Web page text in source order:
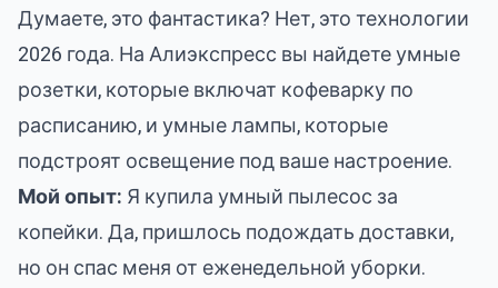
Думаете, это фантастика? Нет, это технологии
2026 года. На Алиэкспресс вы найдете умные
розетки, которые включат кофеварку по
расписанию, и умные лампы, которые
подстроят освещение под ваше настроение.
Мой опыт: Я купила умный пылесос за
копейки. Да, пришлось подождать доставки,
но он спас меня от еженедельной уборки.